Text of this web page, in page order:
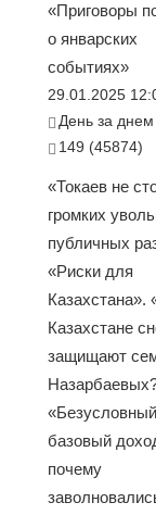
«Приговоры
о январских
событиях»
29.01.2025
День за днем
149 (45874)
«Токаев не
громких
публичных
«Риски для
Казахстана».
Казахстане
защищают
«Безусловный
базовый
почему